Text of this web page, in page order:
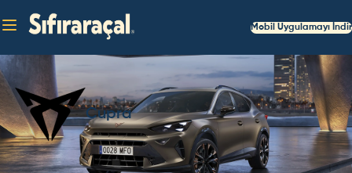
Mobil Uygulamayı İndir
Cupra